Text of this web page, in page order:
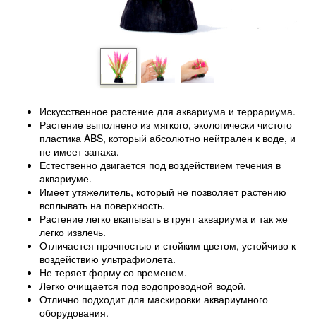
Искусственное растение для аквариума и террариума.
Растение выполнено из мягкого, экологически чистого
пластика ABS, который абсолютно нейтрален к воде, и
не имеет запаха.
Естественно двигается под воздействием течения в
аквариуме.
Имеет утяжелитель, который не позволяет растению
всплывать на поверхность.
Растение легко вкапывать в грунт аквариума и так же
легко извлечь.
Отличается прочностью и стойким цветом, устойчиво к
воздействию ультрафиолета.
Не теряет форму со временем.
Легко очищается под водопроводной водой.
Отлично подходит для маскировки аквариумного
оборудования.